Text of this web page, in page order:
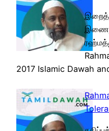
2017 Islamic Dawah